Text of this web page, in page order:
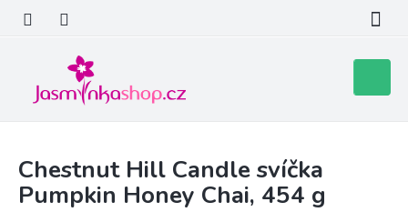
obsah
košík
Chestnut Hill Candle svíčka
Pumpkin Honey Chai, 454 g